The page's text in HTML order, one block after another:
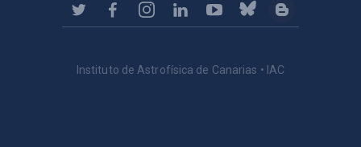
Instituto de Astrofísica de Canarias • IAC